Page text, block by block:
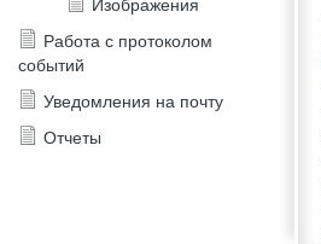
Работа с протоколом
событий
Уведомления на почту
Отчеты